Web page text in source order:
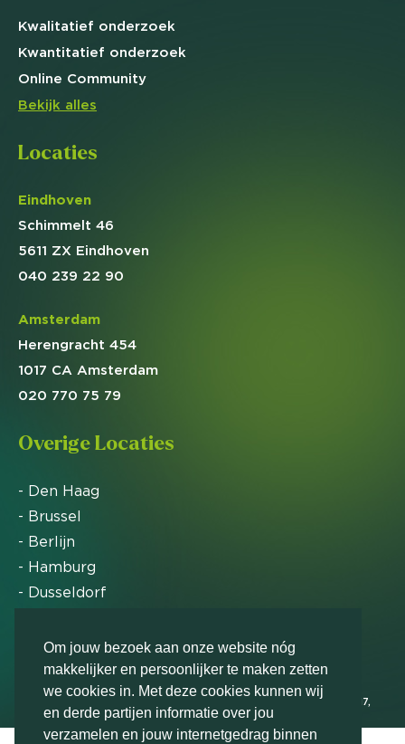
Om jouw bezoek aan onze website nóg
makkelijker en persoonlijker te maken zetten
we cookies in. Met deze cookies kunnen wij
en derde partijen informatie over jou
verzamelen en jouw internetgedrag binnen
Kwalitatief onderzoek
Kwantitatief onderzoek
Online Community
Bekijk alles
Locaties
Eindhoven
Schimmelt 46
5611 ZX Eindhoven
040 239 22 90
Amsterdam
Herengracht 454
1017 CA Amsterdam
020 770 75 79
Overige Locaties
- Den Haag
- Brussel
- Berlijn
- Hamburg
- Dusseldorf
Markteffect is door het Financieele Dagblad
uitgeroepen tot FD Gazelle in 2012, 2015, 2016, 2017,
2018, 2019, 2020, 2021, 2022, 2023, 2024 en 2025